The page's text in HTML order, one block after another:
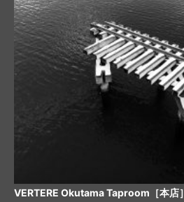
VERTERE Okutama Taproom［本店］